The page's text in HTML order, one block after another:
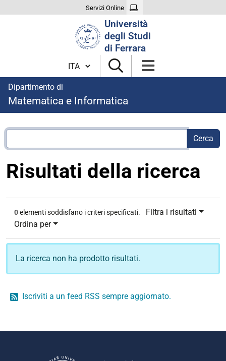
Servizi Online
Università
degli Studi
di Ferrara
Cambia lingua
Dipartimento di
Matematica e Informatica
Risultati della ricerca
0elementi soddisfano i criteri specificati.
Filtra i risultati
Ordina per
La ricerca non ha prodotto risultati.
Iscriviti a un feed RSS sempre aggiornato.